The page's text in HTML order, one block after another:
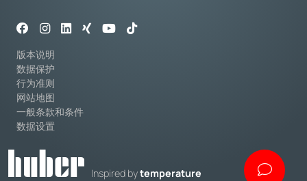
版本说明
数据保护
行为准则
网站地图
一般条款和条件
数据设置
Inspired bytemperature